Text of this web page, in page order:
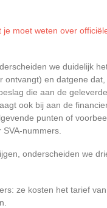
je moet weten over
we duidelijk
ontvangt) en datgene
die aan de
ook bij aan de
punten of
nummers.
onderscheiden we
ze kosten het tarief